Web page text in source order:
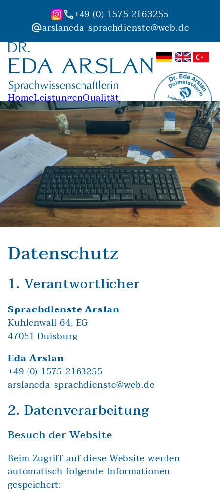
phone+49 (0) 1575 2163255
alternate_emailarslaneda-sprachdienste@web.de
HomeLeistungenQualität
Datenschutz
1. Verantwortlicher
Sprachdienste Arslan
Kuhlenwall 64, EG
47051 Duisburg
Eda Arslan
+49 (0) 1575 2163255
arslaneda-sprachdienste@web.de
2. Datenverarbeitung
Besuch der Website
Beim Zugriff auf diese Website werden
automatisch folgende Informationen
gespeichert: